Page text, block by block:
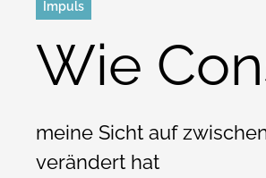
Impuls
Wie
meine Sicht auf
verändert hat